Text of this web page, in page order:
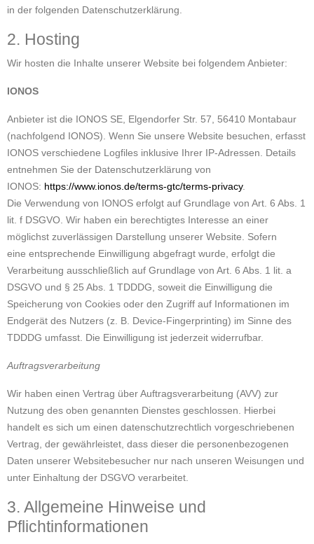
in der folgenden Datenschutzerklärung.
2. Hosting
Wir hosten die Inhalte unserer Website bei folgendem Anbieter:
IONOS
Anbieter ist die IONOS SE, Elgendorfer Str. 57, 56410 Montabaur
(nachfolgend IONOS). Wenn Sie unsere Website besuchen, erfasst
IONOS verschiedene Logfiles inklusive Ihrer IP-Adressen. Details
entnehmen Sie der Datenschutzerklärung von
IONOS: https://www.ionos.de/terms-gtc/terms-privacy.
Die Verwendung von IONOS erfolgt auf Grundlage von Art. 6 Abs. 1
lit. f DSGVO. Wir haben ein berechtigtes Interesse an einer
möglichst zuverlässigen Darstellung unserer Website. Sofern
eine entsprechende Einwilligung abgefragt wurde, erfolgt die
Verarbeitung ausschließlich auf Grundlage von Art. 6 Abs. 1 lit. a
DSGVO und § 25 Abs. 1 TDDDG, soweit die Einwilligung die
Speicherung von Cookies oder den Zugriff auf Informationen im
Endgerät des Nutzers (z. B. Device-Fingerprinting) im Sinne des
TDDDG umfasst. Die Einwilligung ist jederzeit widerrufbar.
Auftragsverarbeitung
Wir haben einen Vertrag über Auftragsverarbeitung (AVV) zur
Nutzung des oben genannten Dienstes geschlossen. Hierbei
handelt es sich um einen datenschutzrechtlich vorgeschriebenen
Vertrag, der gewährleistet, dass dieser die personenbezogenen
Daten unserer Websitebesucher nur nach unseren Weisungen und
unter Einhaltung der DSGVO verarbeitet.
3. Allgemeine Hinweise und
Pflichtinformationen